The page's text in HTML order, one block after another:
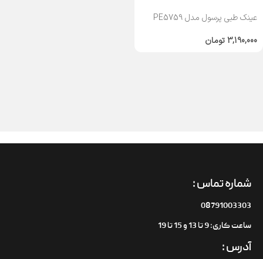
عینک طبی پرسول مدل PE5759
3,190,000تومان
شماره تماس :
08791003303
ساعت کاری: 9 تا 13 و 15 تا 19
آدرس :